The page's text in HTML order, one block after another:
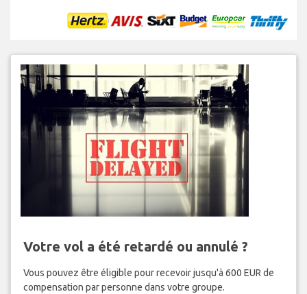
Votre vol a été retardé ou annulé ?
Vous pouvez être éligible pour recevoir jusqu'à 600 EUR de
compensation par personne dans votre groupe.